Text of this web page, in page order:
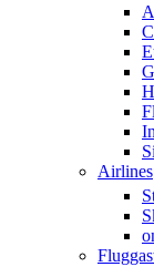
Airlines